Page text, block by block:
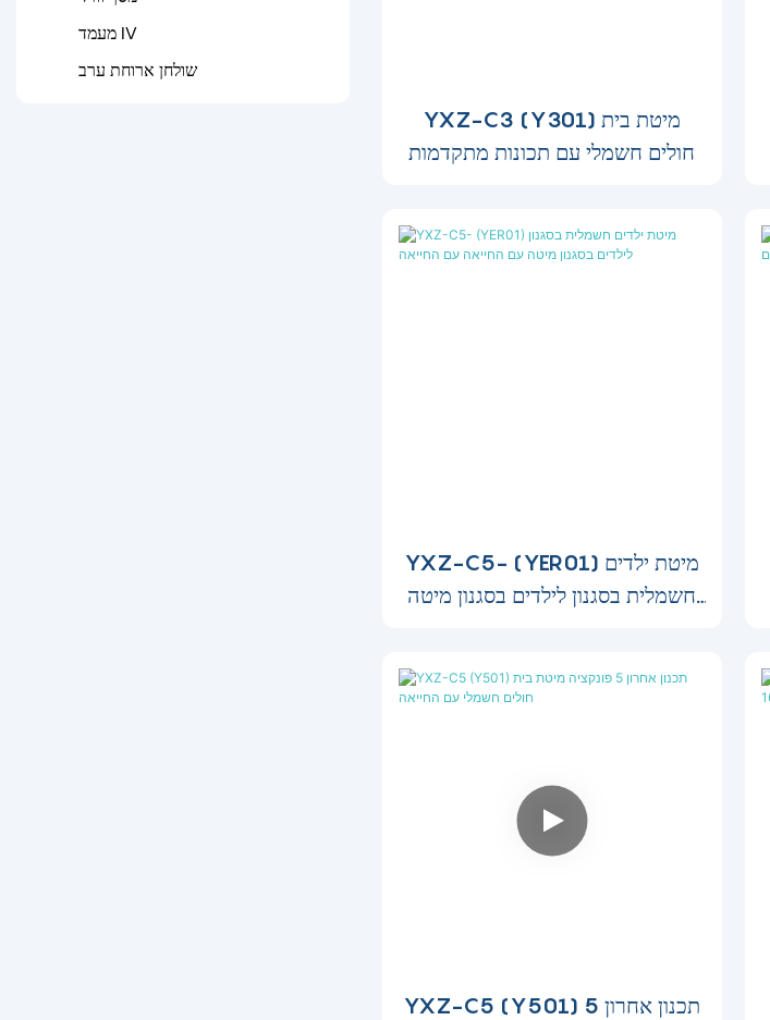
מעמד IV
שולחן ארוחת ערב
YXZ-C3 (Y301) מיטת בית
חולים חשמלי עם תכונות מתקדמות
YXZ-C5- (YER01) מיטת ילדים
חשמלית בסגנון לילדים בסגנון מיטה
YXZ-C5 (Y501) תכנון אחרון 5